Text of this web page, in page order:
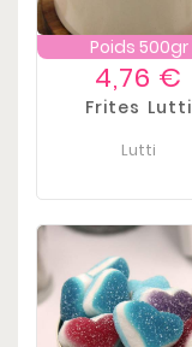
Poids 500gr
Prix
4,76 €
Frites Lutti
Lutti